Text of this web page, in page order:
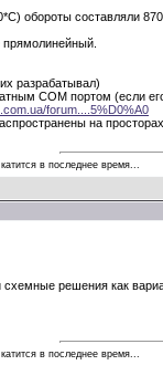
обороты составляли
прямолинейный.
разрабатывал)
СОМ портом (если
forum....5%D0%A0
на просторах
в последнее время...
решения как
в последнее время...